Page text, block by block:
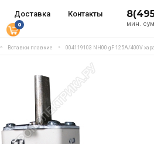
Доставка Контакты
мин.
0
Вставки плавкие 004119103 NH00 gF 125A/400V